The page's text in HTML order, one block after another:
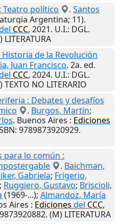
Teatro político
. Santos
Argentina; 11).
CCC, 2021. U.I.: DGL.
de la Revolución
Juan Francisco. 2a. ed.
CCC, 2024. U.I.: DGL.
NO LITERARIO
: Debates y desafíos
. Burgos, Martín;
. Buenos Aires : Ediciones
9789873920929.
para lo común :
. Baichman,
Gabriela; Frigerio,
; Ruggiero, Gustavo; Briscioli,
(1969-...); Almandoz, María
Aires : Ediciones del CCC,
(M) LITERATURA